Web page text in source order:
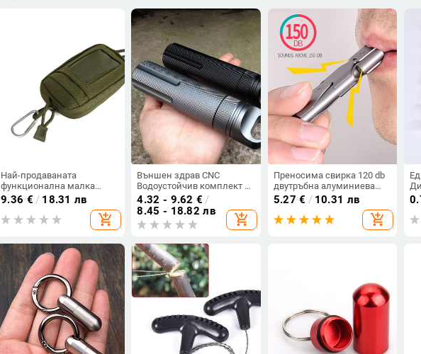
Най-продаваната
функционална малка
чанта-портфейл, комплект
за пътуване на открито,
мини чанта, портмоне за
9.36 € / 18.31 лв
add_shopping_cart
Външен здрав CNC
Водоустойчив комплект за
първа помощ при спешни
случаи Безопасна бутилка
с хапчета за оцеляване
Алуминиева къмпинг EDC
цигари
4.32 - 9.62 € /
8.45 - 18.82 лв
add_shopping_cart
Преносима свирка 120 db
двутръбна алуминиева
сплав спасителна спешна
SOS безопасност свирка
за оцеляване открит EDC
5.27 € / 10.31 лв
add_shopping_cart